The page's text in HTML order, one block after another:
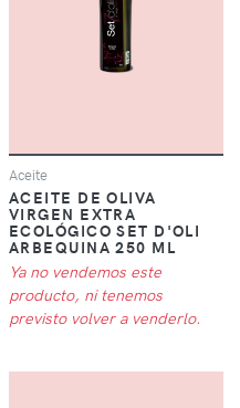
Aceite
ACEITE DE OLIVA
VIRGEN EXTRA
ECOLÓGICO SET D'OLI
ARBEQUINA 250 ML
Ya no vendemos este
producto, ni tenemos
previsto volver a venderlo.